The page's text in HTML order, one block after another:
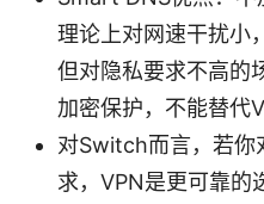
理论上对网速干扰小
但对隐私要求不高的
加密保护，不能替代
对Switch而言，若你
求，VPN是更可靠的